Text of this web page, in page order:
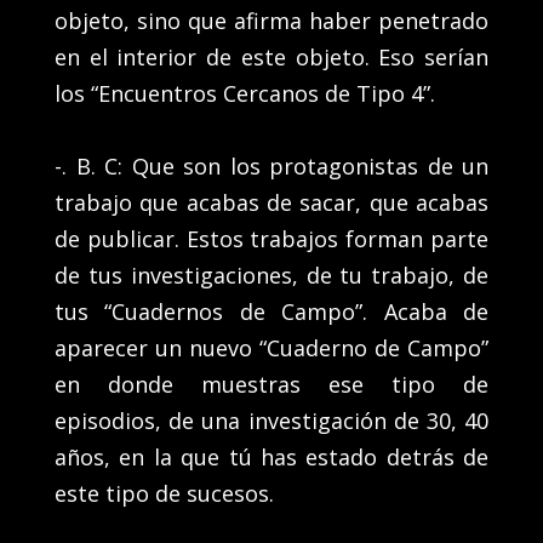
objeto, sino que afirma haber penetrado
en el interior de este objeto. Eso serían
los “Encuentros Cercanos de Tipo 4”.
-. B. C: Que son los protagonistas de un
trabajo que acabas de sacar, que acabas
de publicar. Estos trabajos forman parte
de tus investigaciones, de tu trabajo, de
tus “Cuadernos de Campo”. Acaba de
aparecer un nuevo “Cuaderno de Campo”
en donde muestras ese tipo de
episodios, de una investigación de 30, 40
años, en la que tú has estado detrás de
este tipo de sucesos.